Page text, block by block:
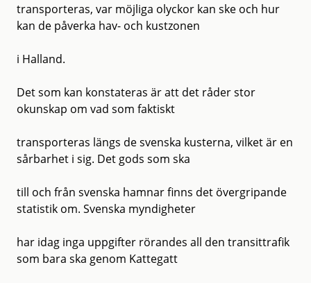
transporteras, var möjliga olyckor kan ske och hur
kan de påverka hav- och kustzonen
i Halland.
Det som kan konstateras är att det råder stor
okunskap om vad som faktiskt
transporteras längs de svenska kusterna, vilket är en
sårbarhet i sig. Det gods som ska
till och från svenska hamnar finns det övergripande
statistik om. Svenska myndigheter
har idag inga uppgifter rörandes all den transittrafik
som bara ska genom Kattegatt